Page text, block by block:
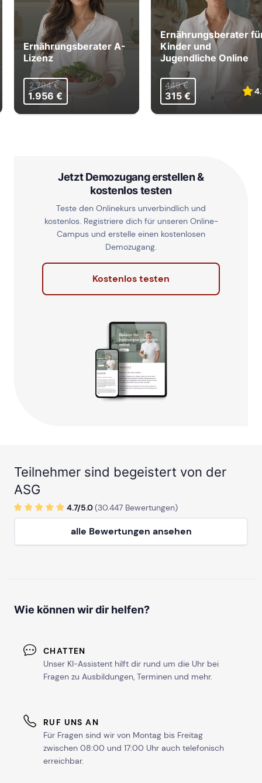
Ernährungsberater A-
Lizenz
2.794 €
1.956 €
Ernährungsberater
Kinder und
Jugendliche Online
449 €
315 €
Jetzt Demozugang erstellen &
kostenlos testen
Teste den Onlinekurs unverbindlich und
kostenlos. Registriere dich für unseren Online-
Campus und erstelle einen kostenlosen
Demozugang.
Kostenlos testen
Teilnehmer sind begeistert von der
ASG
4.7/5.0(30.447 Bewertungen)
alle Bewertungen ansehen
Wie können wir dir helfen?
CHATTEN
Unser KI-Assistent hilft dir rund um die Uhr bei
Fragen zu Ausbildungen, Terminen und mehr.
RUF UNS AN
Für Fragen sind wir von Montag bis Freitag
zwischen 08:00 und 17:00 Uhr auch telefonisch
erreichbar.